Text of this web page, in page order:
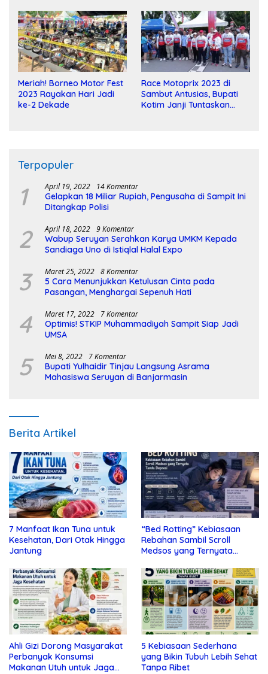
Meriah! Borneo Motor Fest
2023 Rayakan Hari Jadi
ke-2 Dekade
Race Motoprix 2023 di
Sambut Antusias, Bupati
Kotim Janji Tuntaskan
Terpopuler
1 April 19, 2022 14 Komentar
Gelapkan 18 Miliar Rupiah, Pengusaha di Sampit Ini
Ditangkap Polisi
2 April 18, 2022 9 Komentar
Wabup Seruyan Serahkan Karya UMKM Kepada
Sandiaga Uno di Istiqlal Halal Expo
3 Maret 25, 2022 8 Komentar
5 Cara Menunjukkan Ketulusan Cinta pada
Pasangan, Menghargai Sepenuh Hati
4 Maret 17, 2022 7 Komentar
Optimis! STKIP Muhammadiyah Sampit Siap Jadi
UMSA
5 Mei 8, 2022 7 Komentar
Bupati Yulhaidir Tinjau Langsung Asrama
Mahasiswa Seruyan di Banjarmasin
Berita Artikel
7 Manfaat Ikan Tuna untuk
Kesehatan, Dari Otak Hingga
Jantung
“Bed Rotting” Kebiasaan
Rebahan Sambil Scroll
Medsos yang Ternyata
Ahli Gizi Dorong Masyarakat
Perbanyak Konsumsi
Makanan Utuh untuk Jaga
5 Kebiasaan Sederhana
yang Bikin Tubuh Lebih Sehat
Tanpa Ribet